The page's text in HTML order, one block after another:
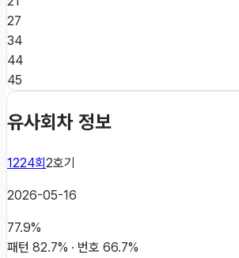
27
34
44
45
유사회차 정보
1224회2호기
2026-05-16
77.9%
패턴 82.7% · 번호 66.7%